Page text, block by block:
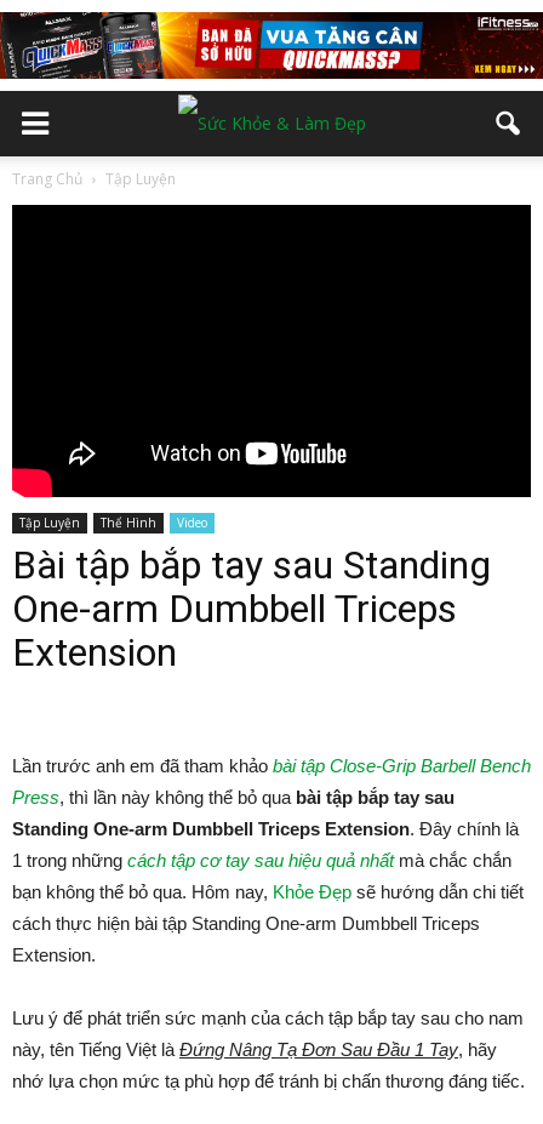
Trang Chủ Tập Luyện
Tập Luyện Thể Hình Video
Bài tập bắp tay sau Standing
One-arm Dumbbell Triceps
Extension
Lần trước anh em đã tham khảo bài tập Close-Grip Barbell Bench
Press, thì lần này không thể bỏ qua bài tập bắp tay sau
Standing One-arm Dumbbell Triceps Extension. Đây chính là
1 trong những cách tập cơ tay sau hiệu quả nhấtmà chắc chắn
bạn không thể bỏ qua. Hôm nay, Khỏe Đẹp sẽ hướng dẫn chi tiết
cách thực hiện bài tập Standing One-arm Dumbbell Triceps
Extension.
Lưu ý để phát triển sức mạnh của cách tập bắp tay sau cho nam
này, tên Tiếng Việt là Đứng Nâng Tạ Đơn Sau Đầu 1 Tay, hãy
nhớ lựa chọn mức tạ phù hợp để tránh bị chấn thương đáng tiếc.